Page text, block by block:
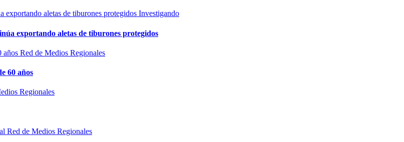
Investigando
exportando aletas de tiburones protegidos
Red de Medios Regionales
60 años
Regionales
Red de Medios Regionales